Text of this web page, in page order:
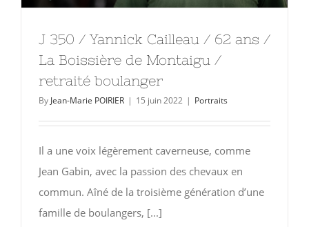
J 350 / Yannick Cailleau / 62 ans /
La Boissière de Montaigu /
retraité boulanger
By Jean-Marie POIRIER | 15 juin 2022 | Portraits
Il a une voix légèrement caverneuse, comme
Jean Gabin, avec la passion des chevaux en
commun. Aîné de la troisième génération d’une
famille de boulangers, [...]